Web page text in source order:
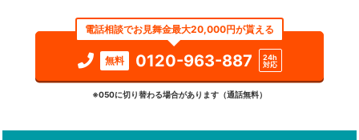
検索する
詳細条件で絞り込む
電話相談でお見舞金最大20,000円が貰える
無料 0120-963-887
24h
対応
※050に切り替わる場合があります（通話無料）